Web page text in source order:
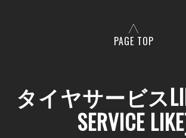
PAGE TOP
タイヤサービス
SERVICE